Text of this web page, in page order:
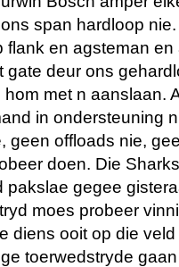
span hardloop
flank en agsteman
gate deur ons
met n aanslaan.
in ondersteuning
geen offloads nie,
doen. Die
gegee
moes probeer
diens ooit op die
toerwedstryde